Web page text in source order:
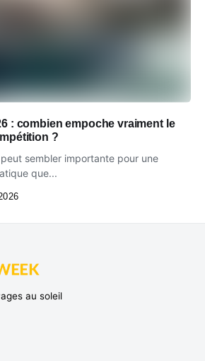
: combien empoche vraiment le
?
sembler importante pour une
que...
au soleil